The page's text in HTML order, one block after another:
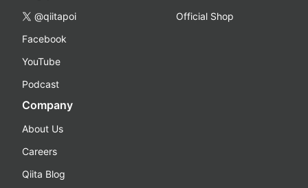
@qiitapoi
Facebook
YouTube
Podcast
Official Shop
Company
About Us
Careers
Qiita Blog